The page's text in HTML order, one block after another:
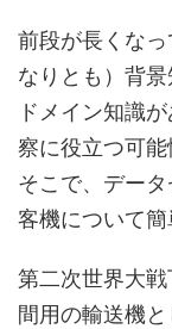
前段が長くな
なりとも）背景
ドメイン知識
察に役立つ可能
そこで、デー
客機について簡
第二次世界大
間用の輸送機